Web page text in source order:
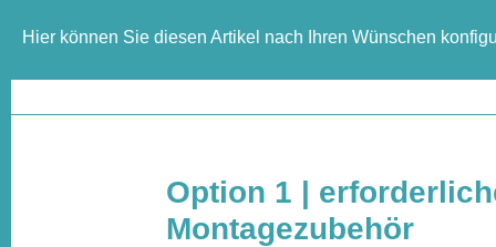
Hier können Sie diesen Artikel nach Ihren Wünschen
Option 1 |
Montagezubehör